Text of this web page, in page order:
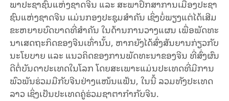
ພາ​ປະ​ຊາ​ຊົນ​ແຫ່ງ​ຊາດ​ຈີນ ແລະ ສະ​ພາ​ປຶກ​ສາ​ການ​ເມືອງ​ປະ​ຊາ​
ຊົນ​ແຫ່ງ​ຊາດ​ຈີນ ແມ່ນກອງປະຊຸມສໍາຄັນ ເຊິ່ງບໍ່​ພ​ຽງ​ແຕ່​ໄດ້​ເສີມ​
ຂະ​ຫຍາຍ​ບົດ​ບາດ​​ທີ່​ສຳ​ຄັນ ໃນ​ດ້ານ​ການ​ວາງ​ແຜນ​ ເພື່ອ​​ພັດ​ທະ​
ນາ​ເສດຖະກິດຂອງ​ຈີນ​ເທົ່າ​ນັ້ນ, ຫາກຍັງ​ໄດ້​ສົ່ງ​ສັນ​ຍານ​ກ່ຽວ​ກັບ​
ນະ​ໂຍ​ບາຍ ແລະ ແນວ​ຄິດ​ຂອງ​ການພັດ​ທະ​ນາ​ຂອງ​ຈີນ ທີ່ສົ່ງ​​ຜົນ​
ດີ​ຕໍ່​ບັນ​ດາ​ປະ​ເທດ​ໃນ​ໂລກ ໂດຍ​ສະ​ເພາະ​ແມ່ນ​ປະ​ເທດ​ທີ່​ມີ​ການ​
ພົວ​ພັນ​ຮ່ວມ​ມື​ກັບ​ຈີນ​ຢ່າງ​ແໜ້ນ​ແຟ້ນ, ໃນນີ້ ລວມ​ທັງ​ປະ​ເທດ​
ລາວ ເຊິ່ງເປັນປະເທດຄູ່ຮ່ວມຊາຕາກໍາກັບຈີນ.